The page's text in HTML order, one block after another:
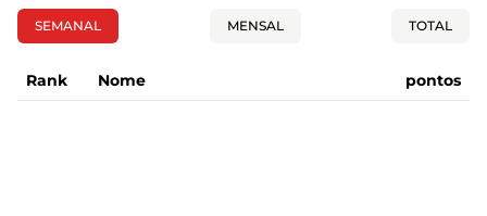
SEMANAL MENSAL TOTAL
Rank Nome pontos